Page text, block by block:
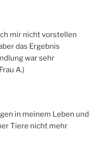
mir nicht vorstellen
das Ergebnis
war sehr
A.)
in meinem Leben und
Tiere nicht mehr